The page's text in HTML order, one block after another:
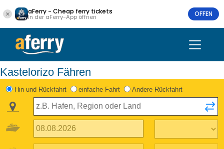
aFerry - Cheap ferry tickets
In der aFerry-App öffnen OFFEN
Kastelorizo Fähren
Hin und Rückfahrt einfache Fahrt Andere Rückfahrt